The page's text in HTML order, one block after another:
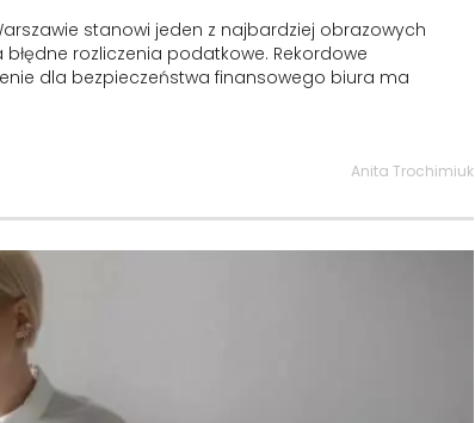
stanowi jeden z najbardziej obrazowych
rozliczenia podatkowe. Rekordowe
dla bezpieczeństwa finansowego biura ma
Anita Trochimiuk